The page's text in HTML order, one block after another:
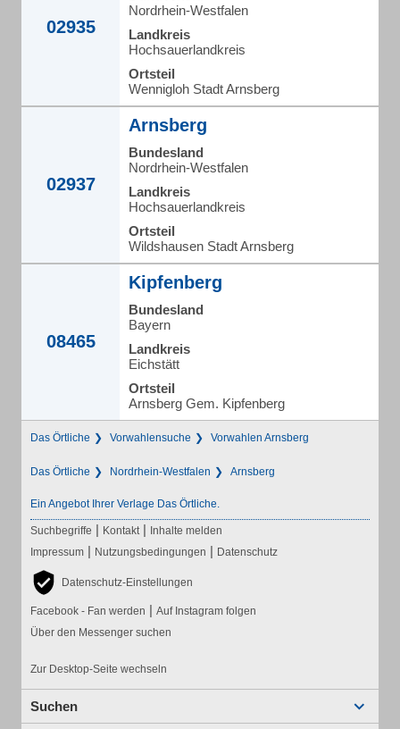
02935
Nordrhein-Westfalen
Landkreis
Hochsauerlandkreis
Ortsteil
Wennigloh Stadt Arnsberg
02937
Arnsberg
Bundesland
Nordrhein-Westfalen
Landkreis
Hochsauerlandkreis
Ortsteil
Wildshausen Stadt Arnsberg
08465
Kipfenberg
Bundesland
Bayern
Landkreis
Eichstätt
Ortsteil
Arnsberg Gem. Kipfenberg
Das Örtliche Vorwahlensuche Vorwahlen Arnsberg
Das Örtliche Nordrhein-Westfalen Arnsberg
Ein Angebot Ihrer Verlage Das Örtliche.
Suchbegriffe | Kontakt | Inhalte melden
Impressum | Nutzungsbedingungen | Datenschutz
Datenschutz-Einstellungen
Facebook - Fan werden | Auf Instagram folgen
Über den Messenger suchen
Zur Desktop-Seite wechseln
Suchen